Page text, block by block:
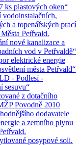
ks plastových oken“
a topenářských prací
Petřvald.
nové kanalizace a
vod v Petřvaldě“
elektrické energie
města Petřvald“
- Podlesí -
sesuvu“
z dotačního
Povodně 2010
dodavatele
a zemního plynu
posypové soli.